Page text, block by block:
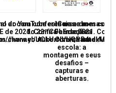
ar com conferências e mesas
de 2021. Confira e inscreva
channel/
do YouTube está no ar com
do 22º COLE de 2021.
www.youtube.com/channel/
Curso de
Formação:
Cinema na
escola: a
montagem e seus
desafios –
capturas e
aberturas.